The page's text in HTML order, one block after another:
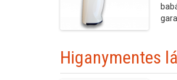
Higanymentes